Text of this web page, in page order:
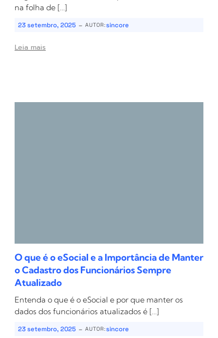
na folha de […]
23 setembro, 2025 - AUTOR:sincore
Leia mais
O que é o eSocial e a Importância de Manter
o Cadastro dos Funcionários Sempre
Atualizado
Entenda o que é o eSocial e por que manter os
dados dos funcionários atualizados é […]
23 setembro, 2025 - AUTOR:sincore